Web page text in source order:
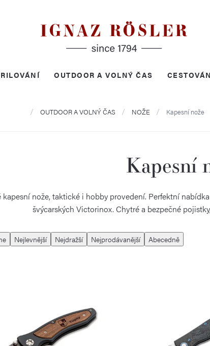
OUTDOOR A VOLNÝ ČAS
DomůOUTDOOR A VOLNÝ ČAS NOŽE Kapesní nože
Kapesní
kapesní nože, taktické i hobby provedení. Perfektní
švýcarských Victorinox. Chytré a bezpečné
Nejlevnější Nejdražší Nejprodávanější Abecedně